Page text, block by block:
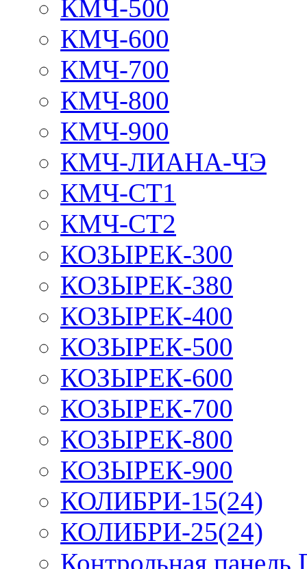
КМЧ-500
КМЧ-600
КМЧ-700
КМЧ-800
КМЧ-900
КМЧ-ЛИАНА-ЧЭ
КМЧ-СТ1
КМЧ-СТ2
КОЗЫРЕК-300
КОЗЫРЕК-380
КОЗЫРЕК-400
КОЗЫРЕК-500
КОЗЫРЕК-600
КОЗЫРЕК-700
КОЗЫРЕК-800
КОЗЫРЕК-900
КОЛИБРИ-15(24)
КОЛИБРИ-25(24)
Контрольная